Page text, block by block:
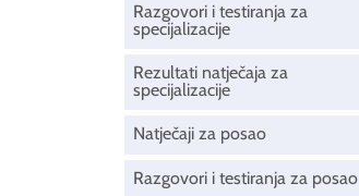
Razgovori i testiranja za
specijalizacije
Rezultati natječaja za
specijalizacije
Natječaji za posao
Razgovori i testiranja za posao